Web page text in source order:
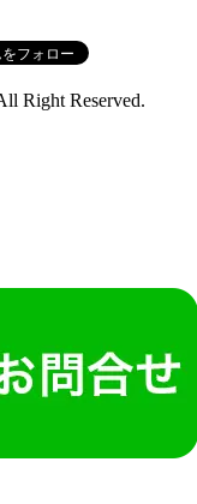
Right Reserved.